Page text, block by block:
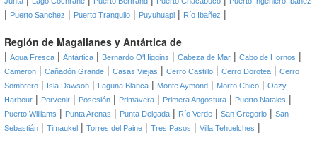
| Puerto Sanchez | Puerto Tranquilo | Puyuhuapi | Río Ibañez |
Región de Magallanes y Antártica de
| Agua Fresca | Antártica | Bernardo O'Higgins | Cabeza de Mar | Cabo de Hornos |
Cameron | Cañadón Grande | Casas Viejas | Cerro Castillo | Cerro Dorotea | Cerro
Sombrero | Isla Dawson | Laguna Blanca | Monte Aymond | Morro Chico | Oazy
Harbour | Porvenir | Posesión | Primavera | Primera Angostura | Puerto Natales |
Puerto Williams | Punta Arenas | Punta Delgada | Río Verde | San Gregorio | San
Sebastián | Timaukel | Torres del Paine | Tres Pasos | Villa Tehuelches |